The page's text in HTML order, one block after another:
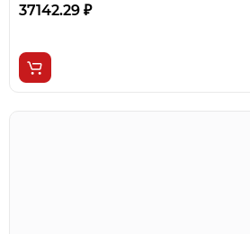
37142.29 ₽